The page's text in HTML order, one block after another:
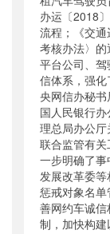
办运〔2018
流程；《交
考核办法〉
平台公司、
信体系，强
央网信办秘
国人民银行
理总局办公
联合监管有
一步明确了
发展改革委
惩戒对象名
善网约车诚
制，加快构建